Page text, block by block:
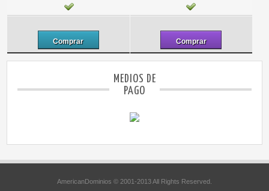
Comprar Comprar
MEDIOS DE
PAGO
AmericanDominios © 2001-2013 All Rights Reserved.